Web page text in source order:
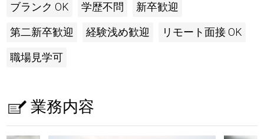
ブランク OK 学歴不問 新卒歓迎
第二新卒歓迎 経験浅め歓迎 リモート面接 OK
職場見学可
業務内容